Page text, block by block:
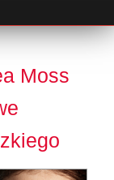
Moss